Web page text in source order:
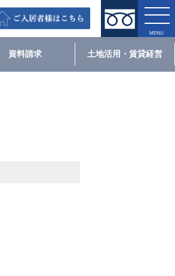
資料請求 土地活用・賃貸経営